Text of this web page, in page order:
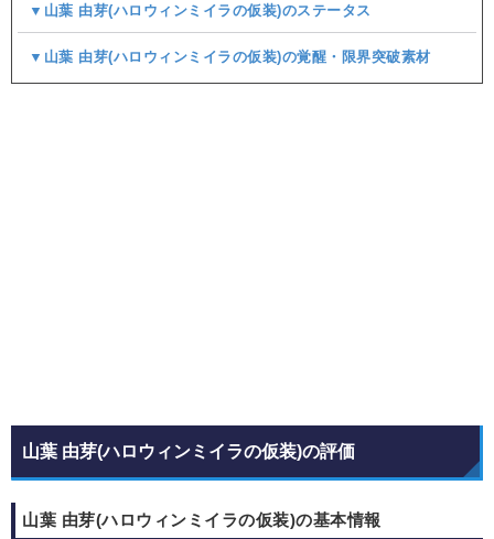
▼山葉 由芽(ハロウィンミイラの仮装)のステータス
▼山葉 由芽(ハロウィンミイラの仮装)の覚醒・限界突破素材
山葉 由芽(ハロウィンミイラの仮装)の評価
山葉 由芽(ハロウィンミイラの仮装)の基本情報